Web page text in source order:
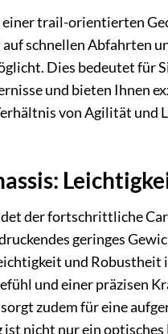
einer trail-orientierten
schnellen Abfahrten
Dies bedeutet für
und bieten Ihnen
von Agilität und
der fortschrittliche
geringes
und
und einer präzisen
zudem für eine
ist nicht nur ein